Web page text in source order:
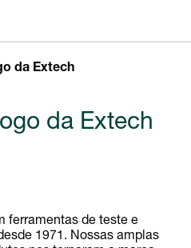
da Extech
da Extech
ferramentas de teste e
1971. Nossas amplas